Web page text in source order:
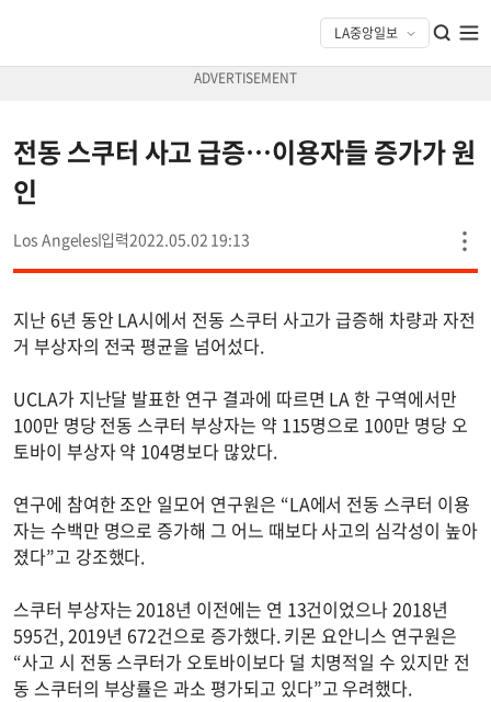
전동 스쿠터 사고 급증…이용자들 증가가 원
인
Los Angeles 2022.05.02 19:13
지난 6년 동안 LA시에서 전동 스쿠터 사고가 급증해 차량과 자전
거 부상자의 전국 평균을 넘어섰다.
UCLA가 지난달 발표한 연구 결과에 따르면 LA 한 구역에서만
100만 명당 전동 스쿠터 부상자는 약 115명으로 100만 명당 오
토바이 부상자 약 104명보다 많았다.
연구에 참여한 조안 일모어 연구원은 “LA에서 전동 스쿠터 이용
자는 수백만 명으로 증가해 그 어느 때보다 사고의 심각성이 높아
졌다”고 강조했다.
스쿠터 부상자는 2018년 이전에는 연 13건이었으나 2018년
595건, 2019년 672건으로 증가했다. 키몬 요안니스 연구원은
“사고 시 전동 스쿠터가 오토바이보다 덜 치명적일 수 있지만 전
동 스쿠터의 부상률은 과소 평가되고 있다”고 우려했다.